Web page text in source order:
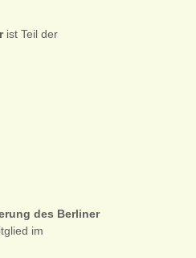
ist Teil der
des Berliner
im